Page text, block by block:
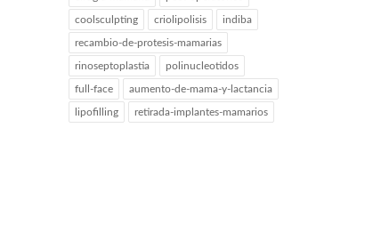
coolsculpting criolipolisis indiba
recambio-de-protesis-mamarias
rinoseptoplastia polinucleotidos
full-face aumento-de-mama-y-lactancia
lipofilling retirada-implantes-mamarios